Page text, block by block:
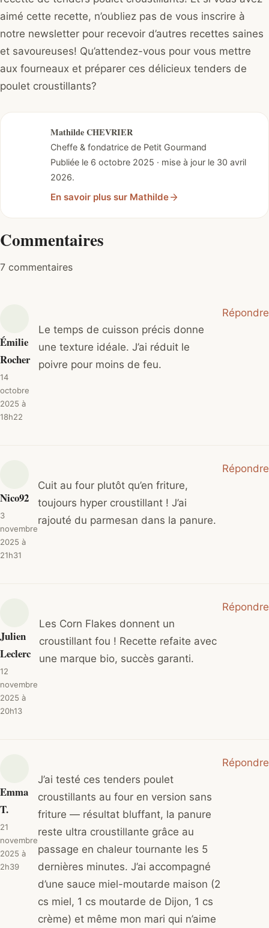
aimé cette recette, n’oubliez pas de vous inscrire à
notre newsletter pour recevoir d’autres recettes saines
et savoureuses! Qu’attendez-vous pour vous mettre
aux fourneaux et préparer ces délicieux tenders de
poulet croustillants?
Mathilde CHEVRIER
Cheffe & fondatrice de Petit Gourmand
Publiée le 6 octobre 2025 · mise à jour le 30 avril
2026.
En savoir plus sur Mathilde
Commentaires
7 commentaires
Émilie
Rocher
14
octobre
2025 à
18h22
Le temps de cuisson précis donne
une texture idéale. J’ai réduit le
poivre pour moins de feu.
Répondre
Nico92
3
novembre
2025 à
21h31
Cuit au four plutôt qu’en friture,
toujours hyper croustillant ! J’ai
rajouté du parmesan dans la panure.
Répondre
Julien
Leclerc
12
novembre
2025 à
20h13
Les Corn Flakes donnent un
croustillant fou ! Recette refaite avec
une marque bio, succès garanti.
Répondre
Emma
T.
21
novembre
2025 à
2h39
J’ai testé ces tenders poulet
croustillants au four en version sans
friture — résultat bluffant, la panure
reste ultra croustillante grâce au
passage en chaleur tournante les 5
dernières minutes. J’ai accompagné
d’une sauce miel-moutarde maison (2
cs miel, 1 cs moutarde de Dijon, 1 cs
crème) et même mon mari qui n’aime
Répondre